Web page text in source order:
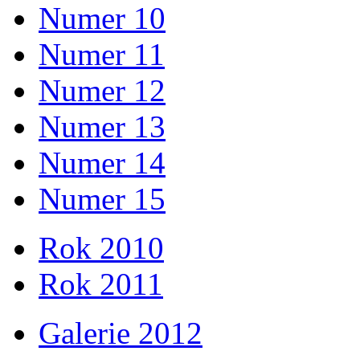
Numer 10
Numer 11
Numer 12
Numer 13
Numer 14
Numer 15
Rok 2010
Rok 2011
Galerie 2012